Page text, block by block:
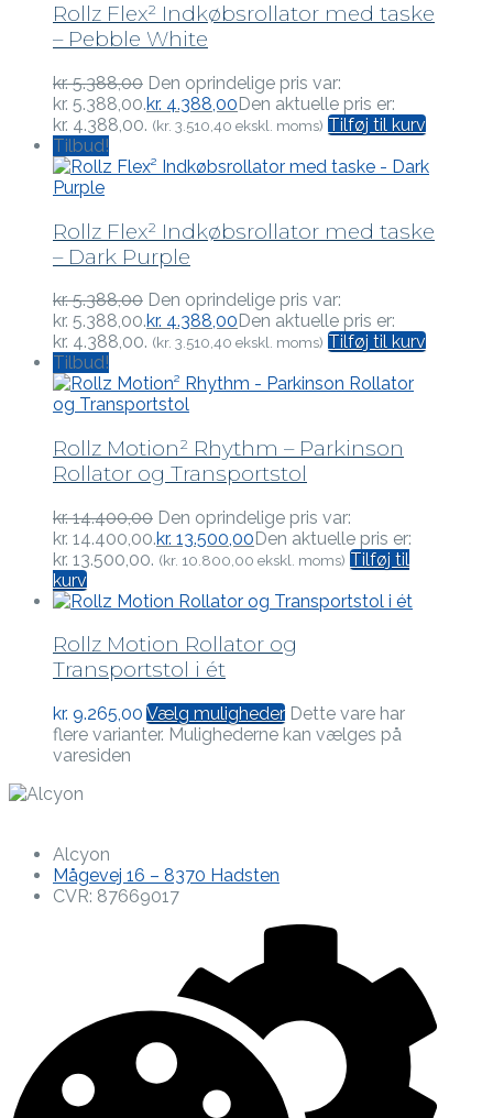
Rollz Flex² Indkøbsrollator med taske
– Pebble White
kr.5.388,00 Den oprindelige pris var:
kr. 5.388,00.kr. 4.388,00Den aktuelle pris er:
kr. 4.388,00. (kr. 3.510,40 ekskl. moms) Tilføj til kurv
Tilbud!
Rollz Flex² Indkøbsrollator med taske
– Dark Purple
kr.5.388,00 Den oprindelige pris var:
kr. 5.388,00.kr. 4.388,00 Den aktuelle pris er:
kr. 4.388,00. (kr. 3.510,40 ekskl. moms) Tilføj til kurv
Tilbud!
Rollz Motion² Rhythm – Parkinson
Rollator og Transportstol
kr.14.400,00 Den oprindelige pris var:
kr. 14.400,00.kr. 13.500,00Den aktuelle pris er:
kr. 13.500,00. (kr. 10.800,00 ekskl. moms) Tilføj til
kurv
Rollz Motion Rollator og
Transportstol i ét
kr. 9.265,00 Vælg muligheder Dette vare har
flere varianter. Mulighederne kan vælges på
varesiden
Alcyon
Mågevej 16 – 8370 Hadsten
CVR: 87669017